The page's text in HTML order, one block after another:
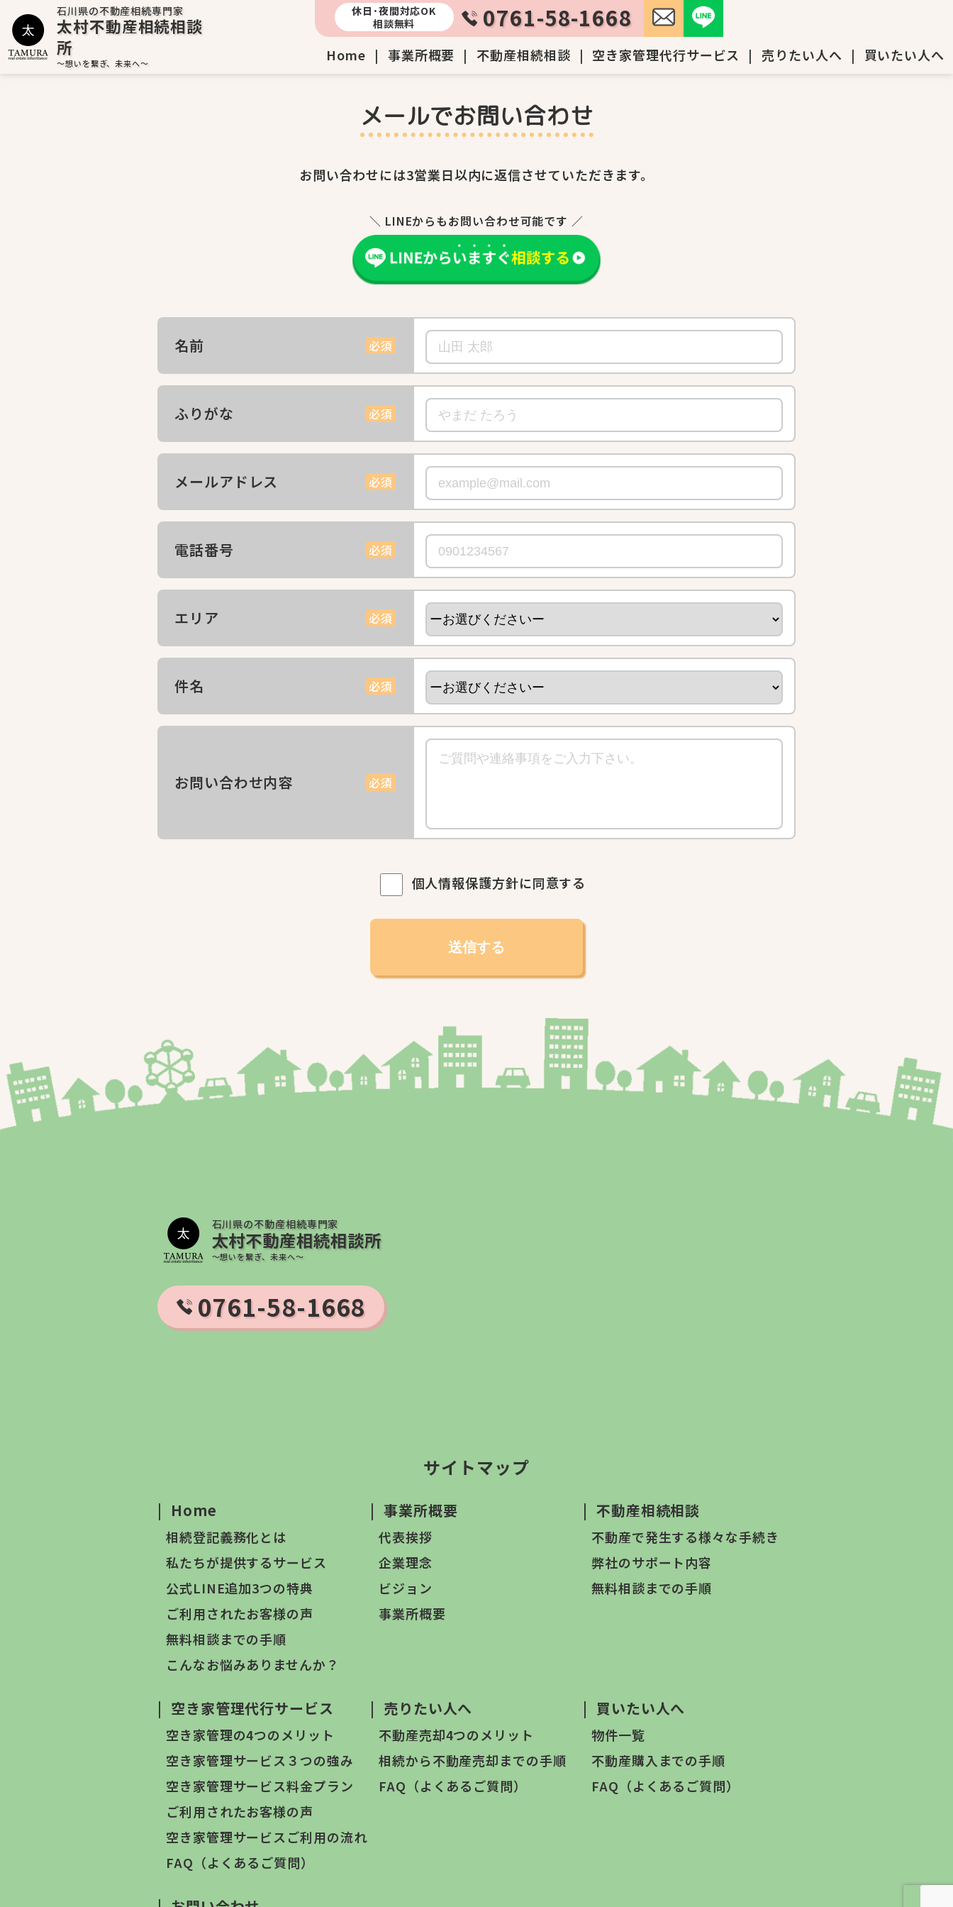
石川県の不動産相続専門家
太村不動産相続相談
所
～想いを繋ぎ、未来へ～
休日･夜間対応OK
相談無料
0761-58-1668
Home | 事業所概要 | 不動産相続相談 | 空き家管理代行サービス | 売りたい人へ | 買いたい人へ
メールでお問い合わせ
お問い合わせには3営業日以内に返信させていただきます。
＼ LINEからもお問い合わせ可能です ／
名前 必須
ふりがな 必須
メールアドレス 必須
電話番号 必須
エリア 必須
件名 必須
お問い合わせ内容 必須
個人情報保護方針に同意する
石川県の不動産相続専門家
太村不動産相続相談所
～想いを繋ぎ、未来へ～
0761-58-1668
サイトマップ
| Home
相続登記義務化とは
私たちが提供するサービス
公式LINE追加3つの特典
ご利用されたお客様の声
無料相談までの手順
こんなお悩みありませんか？
| 事業所概要
代表挨拶
企業理念
ビジョン
事業所概要
| 不動産相続相談
不動産で発生する様々な手続き
弊社のサポート内容
無料相談までの手順
| 空き家管理代行サービス
空き家管理の4つのメリット
空き家管理サービス３つの強み
空き家管理サービス料金プラン
ご利用されたお客様の声
空き家管理サービスご利用の流れ
FAQ（よくあるご質問）
| 売りたい人へ
不動産売却4つのメリット
相続から不動産売却までの手順
FAQ（よくあるご質問）
| 買いたい人へ
物件一覧
不動産購入までの手順
FAQ（よくあるご質問）